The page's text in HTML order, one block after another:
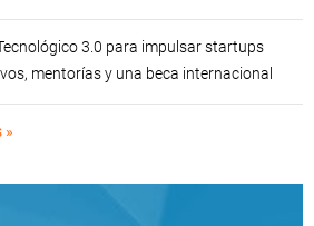
3.0 para impulsar startups
mentorías y una beca internacional
»